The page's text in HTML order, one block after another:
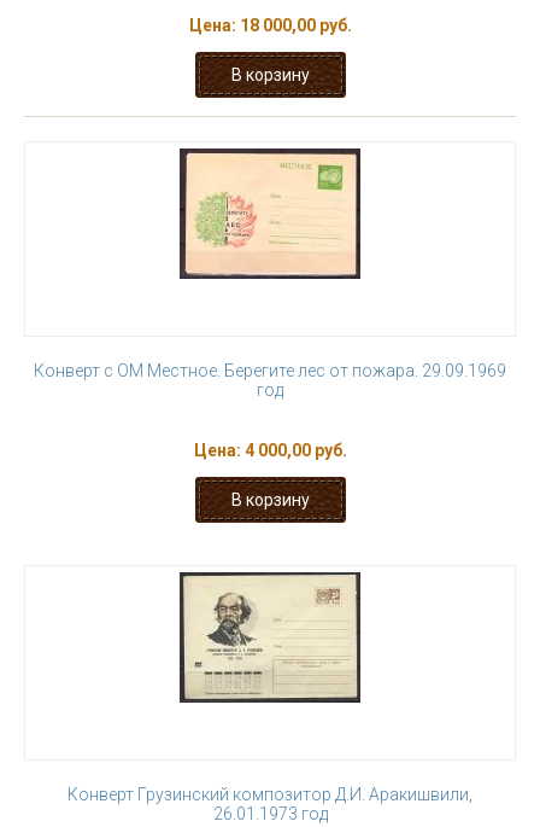
Цена: 18 000,00 руб.
Конверт с ОМ Местное. Берегите лес от пожара. 29.09.1969
год
Цена: 4 000,00 руб.
Конверт Грузинский композитор Д.И. Аракишвили,
26.01.1973 год